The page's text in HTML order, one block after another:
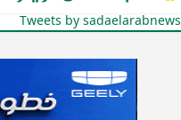
Tweets by sadaelarabnews